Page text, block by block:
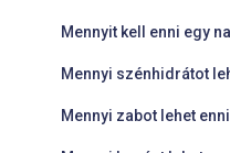
Mennyit kell enni egy
Mennyi szénhidrátot
Mennyi zabot lehet